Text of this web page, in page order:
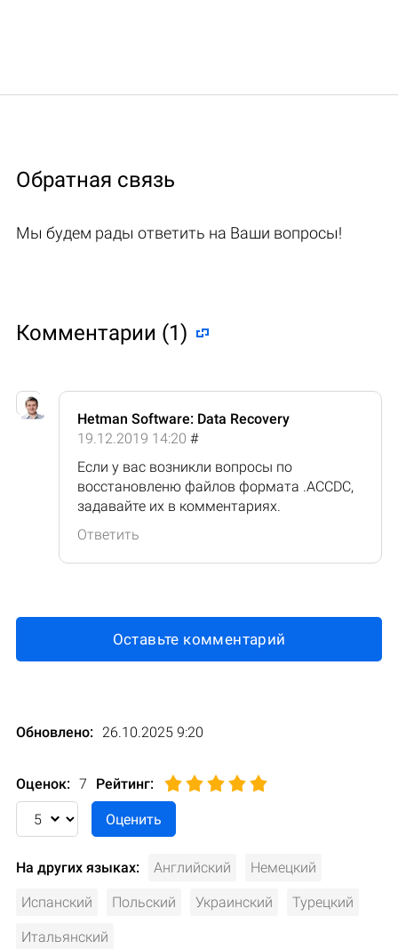
Обратная связь
Мы будем рады ответить на Ваши вопросы!
Комментарии (1)
Hetman Software: Data Recovery
19.12.2019 14:20 #
Если у вас возникли вопросы по
восстановленю файлов формата .ACCDC,
задавайте их в комментариях.
Ответить
Оставьте комментарий
Обновлено: 26.10.2025 9:20
Оценок: 7 Рейтинг:
На других языках: Английский Немецкий
Испанский Польский Украинский Турецкий
Итальянский